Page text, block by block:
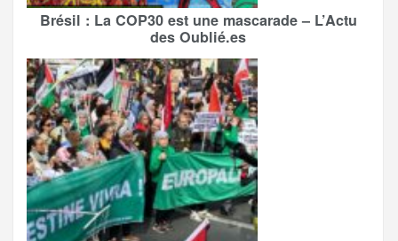
Brésil : La COP30 est une mascarade – L’Actu
des Oublié.es